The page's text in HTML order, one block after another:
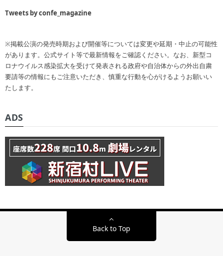
Tweets by confe_magazine
※掲載公演の発売時期および開催等については変更や延期・中止の可能性
があります。公式サイト等で最新情報をご確認ください。なお、新型コ
ロナウイルス感染拡大を受けて発表される政府や自治体からの外出自粛
要請等の情報にもご注意いただき、慎重な行動を心がけるようお願いい
たします。
ADS
Back to Top